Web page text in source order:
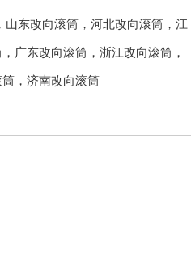
山东改向滚筒 ，河北改向滚筒 ，江
， 广东改向滚筒 ，浙江改向滚筒 ，
筒 ，济南改向滚筒